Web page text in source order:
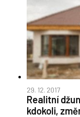
29. 12. 2017
Realitní
kdokoli,